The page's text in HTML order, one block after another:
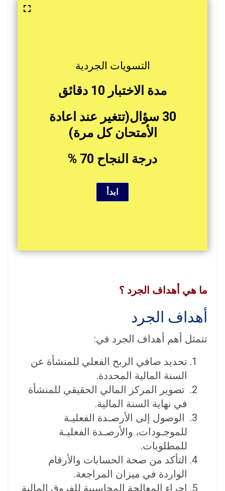
التسويات الجردية
مدة الاختبار 10 دقائق
30 سؤال(تتغير عند اعادة
الأمتحان كل مرة)
درجة النجاح 70 %
ما هي أهداف الجرد ؟
أهداف الجرد
تتمثل أهم أهداف الجرد في:
تحديد صافي الربح الفعلي للمنشأة عن
السنة المالية المحددة.
تصوير المركز المالي الحقيقي للمنشأة
في نهاية السنة المالية.
الوصول إلى الأرصـدة الفعليـة
للموجـودات، والأرصـدة الفعليـة
للمطلوبات.
التأكد من صحة الحسابات والأرقام
الواردة في ميزان المراجعة.
إجراء المعالجة المحاسبية للفروق المالية